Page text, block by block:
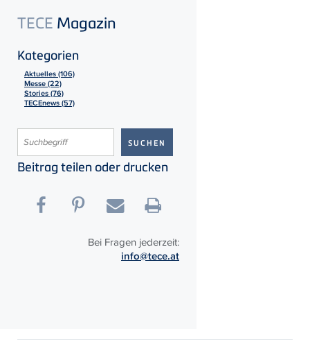
TECE Magazin
Kategorien
Aktuelles (106)
Messe (22)
Stories (76)
TECEnews (57)
Beitrag teilen oder drucken
Bei Fragen jederzeit:
info@tece.at